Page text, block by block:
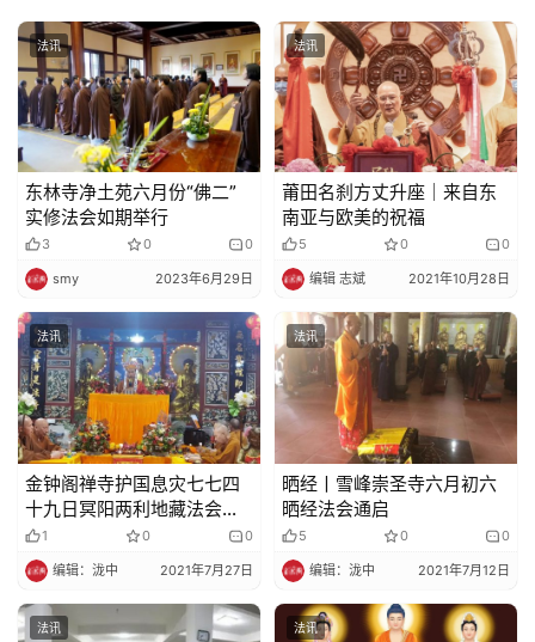
法讯
东林寺净土苑六月份“佛二”
实修法会如期举行
3 0 0
smy 2023年6月29日
法讯
莆田名刹方丈升座｜来自东
南亚与欧美的祝福
5 0 0
编辑 志斌 2021年10月28日
法讯
金钟阁禅寺护国息灾七七四
十九日冥阳两利地藏法会
——第一个七功德圆满焰口
大施食回向
1 0 0
编辑：泷中 2021年7月27日
法讯
晒经丨雪峰崇圣寺六月初六
晒经法会通启
5 0 0
编辑：泷中 2021年7月12日
法讯 法讯